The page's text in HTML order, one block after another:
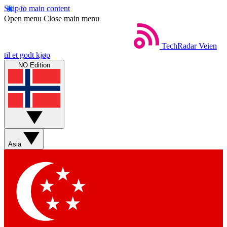
Skip to main content
Open menu Close main menu
TechRadar Veien
til et godt kjøp
NO Edition
Asia